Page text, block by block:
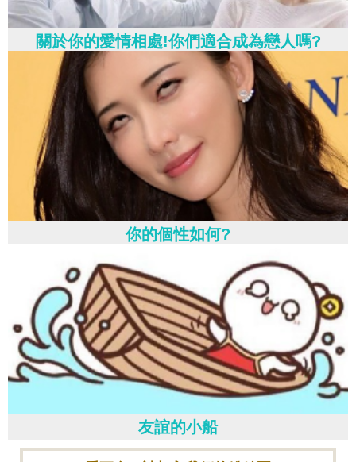
關於你的愛情相處!你們適合成為戀人嗎?
你的個性如何?
友誼的小船